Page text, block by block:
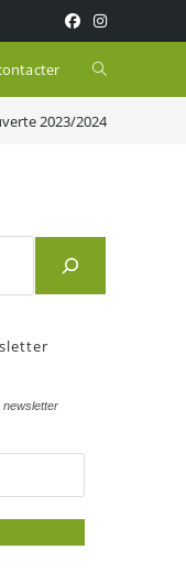
Toggle
website
2023/2024
newsletter